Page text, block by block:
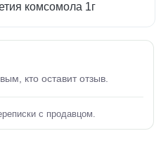
комсомола 1г
кто оставит отзыв.
с продавцом.